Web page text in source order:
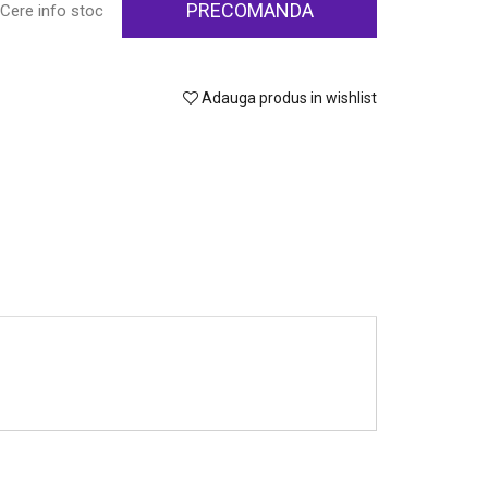
Cere info stoc PRECOMANDA
Adauga produs in wishlist